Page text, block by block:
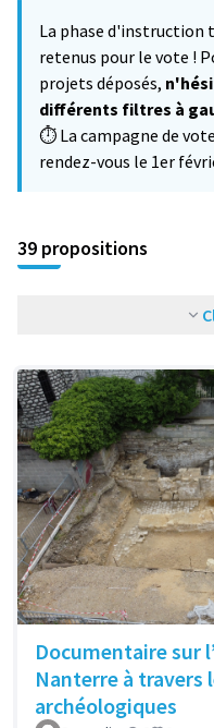
−
La phase d'instruction
retenus pour le vote !
projets déposés,
différents filtres à
⏱️ La campagne de
rendez-vous le 1er
39 propositions
Documentaire sur
Nanterre à travers
archéologiques